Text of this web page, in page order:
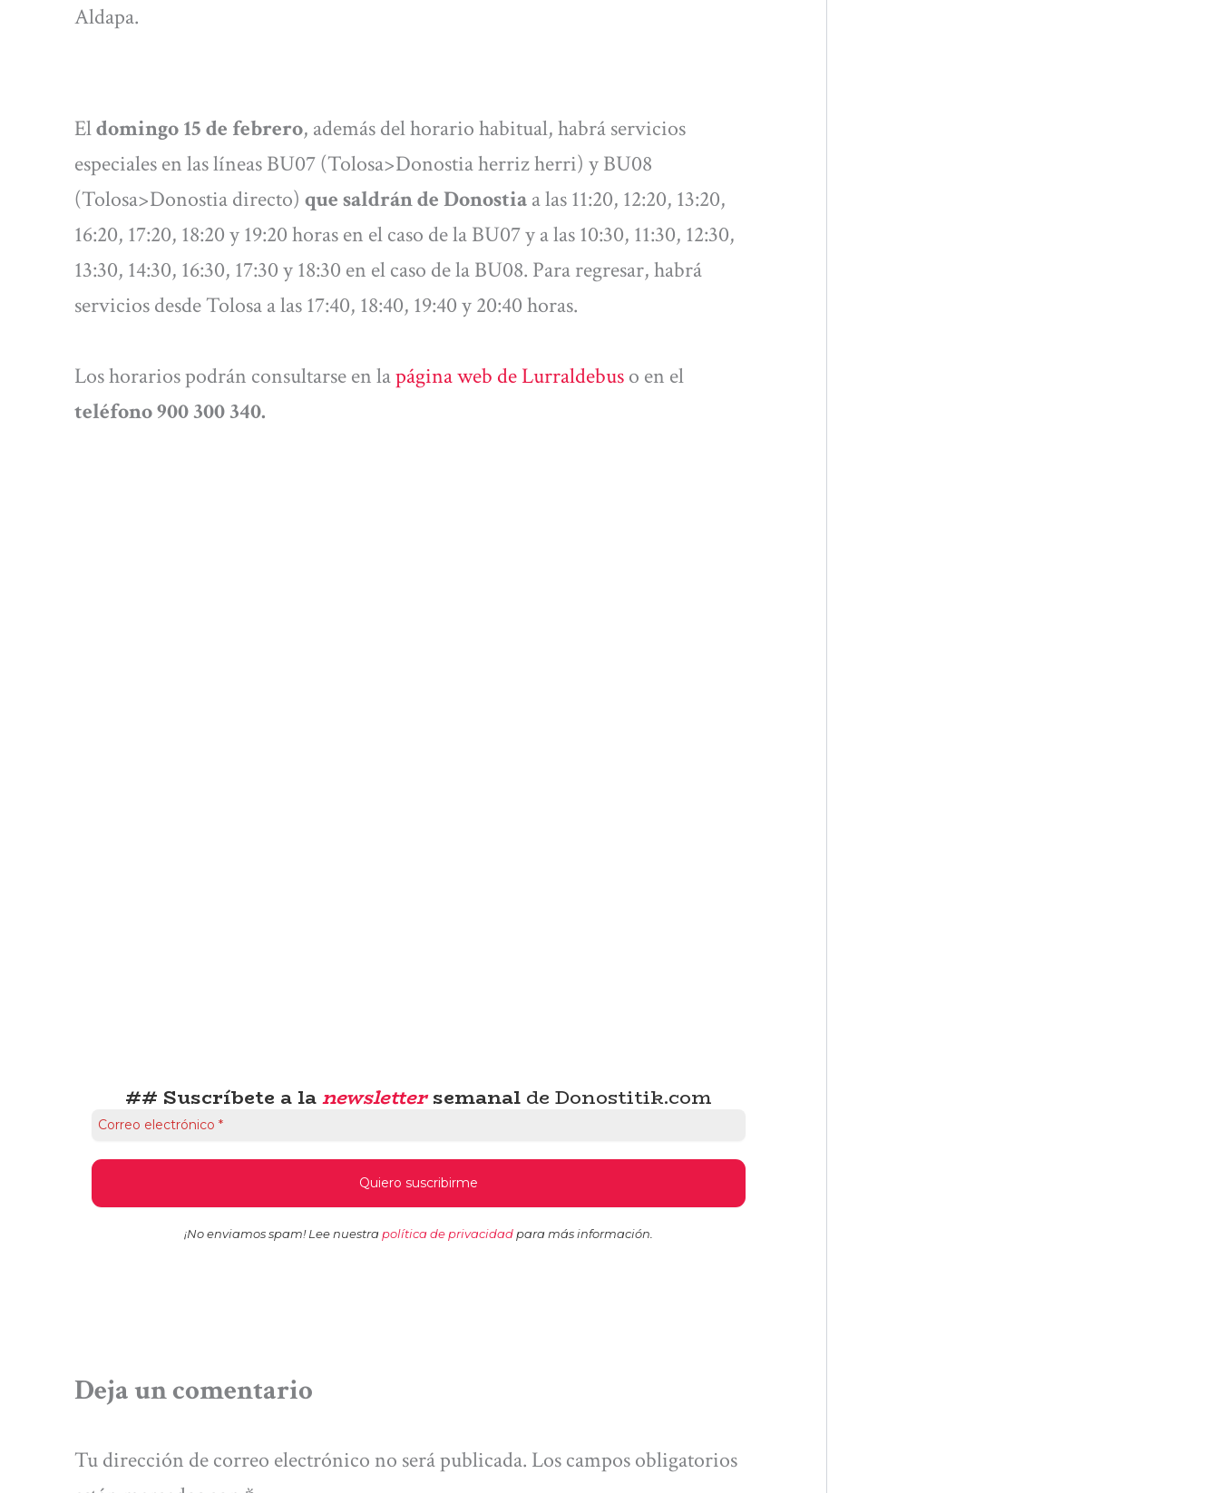
Aldapa.
Eldomingo 15 de febrero, además del horario habitual, habrá servicios
especiales en las líneas BU07 (Tolosa>Donostia herriz herri) y BU08
(Tolosa>Donostia directo) que saldrán de Donostiaa las 11:20, 12:20, 13:20,
16:20, 17:20, 18:20 y 19:20 horas en el caso de la BU07 y a las 10:30, 11:30, 12:30,
13:30, 14:30, 16:30, 17:30 y 18:30 en el caso de la BU08. Para regresar, habrá
servicios desde Tolosa a las 17:40, 18:40, 19:40 y 20:40 horas.
Los horarios podrán consultarse en lapágina web de Lurraldebuso en el
teléfono 900 300 340.
## Suscríbete a lanewslettersemanal de Donostitik.com
¡No enviamos spam! Lee nuestra política de privacidad para más información.
Deja un comentario
Tu dirección de correo electrónico no será publicada. Los campos obligatorios